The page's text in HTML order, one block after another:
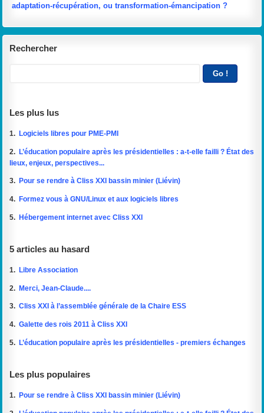
adaptation-récupération, ou transformation-émancipation ?
Rechercher
Les plus lus
1. Logiciels libres pour PME-PMI
2.
L’éducation populaire après les présidentielles : a-t-elle failli ? État des
lieux, enjeux, perspectives...
3. Pour se rendre à Cliss XXI bassin minier (Liévin)
4. Formez vous à GNU/Linux et aux logiciels libres
5. Hébergement internet avec Cliss XXI
5 articles au hasard
1. Libre Association
2. Merci, Jean-Claude....
3.Cliss XXI à l’assemblée générale de la Chaire ESS
4.Galette des rois 2011 à Cliss XXI
5. L’éducation populaire après les présidentielles - premiers échanges
Les plus populaires
1. Pour se rendre à Cliss XXI bassin minier (Liévin)